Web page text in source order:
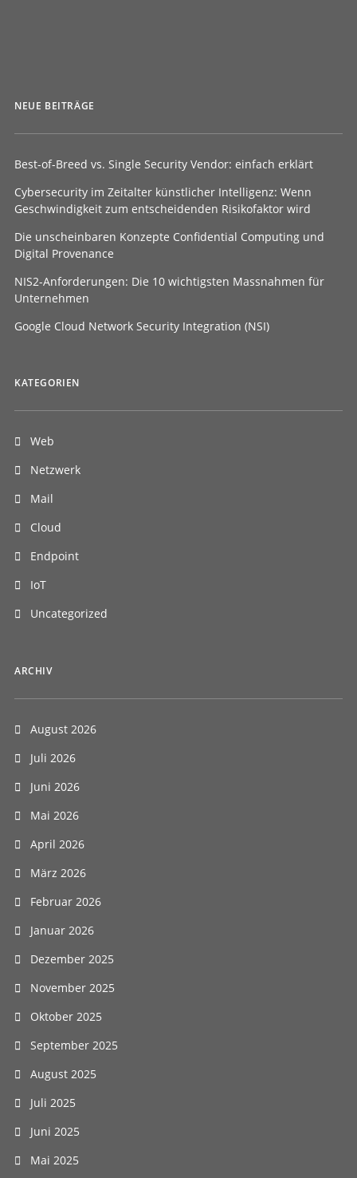
NEUE BEITRÄGE
Best-of-Breed vs. Single Security Vendor: einfach erklärt
Cybersecurity im Zeitalter künstlicher Intelligenz: Wenn
Geschwindigkeit zum entscheidenden Risikofaktor wird
Die unscheinbaren Konzepte Confidential Computing und
Digital Provenance
NIS2-Anforderungen: Die 10 wichtigsten Massnahmen für
Unternehmen
Google Cloud Network Security Integration (NSI)
KATEGORIEN
Web
Netzwerk
Mail
Cloud
Endpoint
IoT
Uncategorized
ARCHIV
August 2026
Juli 2026
Juni 2026
Mai 2026
April 2026
März 2026
Februar 2026
Januar 2026
Dezember 2025
November 2025
Oktober 2025
September 2025
August 2025
Juli 2025
Juni 2025
Mai 2025